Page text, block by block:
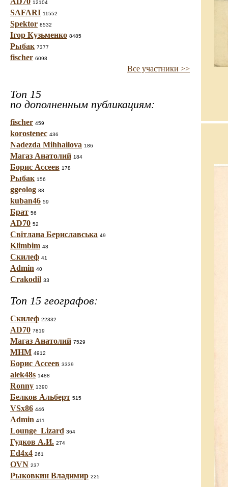
12104
SAFARI 11552
Spektor 8532
Ігор Кузьменко 8485
Рыбак 7377
fischer 6098
Все участники >>
Топ 15
по дополненным публикациям:
fischer 459
korostenec 436
Nadezda Mihhailova 186
Магаз Анатолий 184
Борис Ассеев 178
Рыбак 156
ggeolog 88
kuban46 59
Брат 56
AD70 52
Світлана Бериславська 49
Klimbim 48
Скилеф 41
Admin 40
Crakodil 33
Топ 15 географов:
Скилеф 22332
AD70 7819
Магаз Анатолий 7529
МНМ 4912
Борис Ассеев 3339
alek48s 1488
Ronny 1390
Белков Альберт 515
VSx86 446
Admin 411
Lounge_Lizard 364
Гудков А.И. 274
Ed4x4 261
OVN 237
Рыковкин Владимир 225